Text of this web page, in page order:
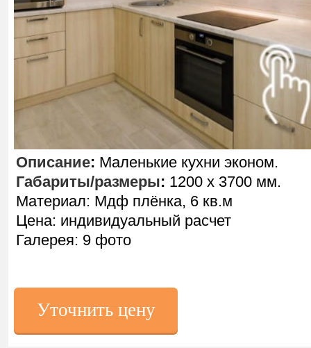
Описание: Маленькие кухни эконом.
Габариты/размеры: 1200 х 3700 мм.
Материал: Мдф плёнка, 6 кв.м
Цена: индивидуальный расчет
Галерея: 9 фото
Уточнить цену